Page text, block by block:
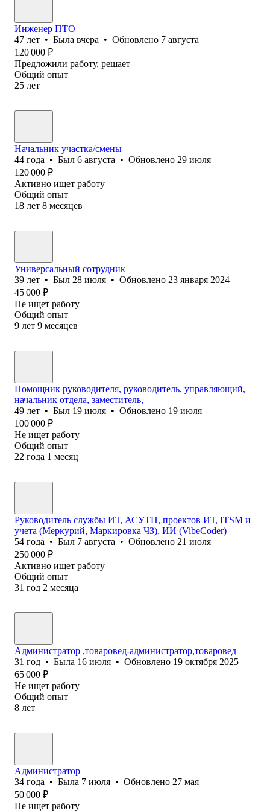
Инженер ПТО
47 лет • Была вчера • Обновлено 7 августа
120 000 ₽
Предложили работу, решает
Общий опыт
25 лет
Начальник участка/смены
44 года • Был 6 августа • Обновлено 29 июля
120 000 ₽
Активно ищет работу
Общий опыт
18 лет 8 месяцев
Универсальный сотрудник
39 лет • Был 28 июля • Обновлено 23 января 2024
45 000 ₽
Не ищет работу
Общий опыт
9 лет 9 месяцев
Помощник руководителя, руководитель, управляющий,
начальник отдела, заместитель,
49 лет • Был 19 июля • Обновлено 19 июля
100 000 ₽
Не ищет работу
Общий опыт
22 года 1 месяц
Руководитель службы ИТ, АСУТП, проектов ИТ, ITSM и
учета (Меркурий, Маркировка ЧЗ), ИИ (VibeCoder)
54 года • Был 7 августа • Обновлено 21 июля
250 000 ₽
Активно ищет работу
Общий опыт
31 год 2 месяца
Администратор ,товаровед-администратор,товаровед
31 год • Была 16 июля • Обновлено 19 октября 2025
65 000 ₽
Не ищет работу
Общий опыт
8 лет
Администратор
34 года • Была 7 июля • Обновлено 27 мая
50 000 ₽
Не ищет работу